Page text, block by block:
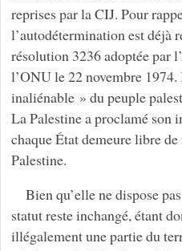
reprises par la CIJ. Pour
l’autodétermination est déjà
résolution 3236 adoptée par
l’ONU le 22 novembre
inaliénable » du peuple
La Palestine a proclamé son
chaque État demeure libre
Palestine.
Bien qu’elle ne dispose
statut reste inchangé, étant
illégalement une partie du